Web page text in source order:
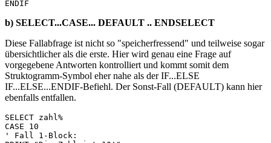
b) SELECT...CASE... DEFAULT .. ENDSELECT
Diese Fallabfrage ist nicht so "speicherfressend" und teilweise sogar
übersichtlicher als die erste. Hier wird genau eine Frage auf
vorgegebene Antworten kontrolliert und kommt somit dem
Struktogramm-Symbol eher nahe als der IF...ELSE
IF...ELSE...ENDIF-Befiehl. Der Sonst-Fall (DEFAULT) kann hier
ebenfalls entfallen.
SELECT zahl%
CASE 10
' Fall 1-Block: